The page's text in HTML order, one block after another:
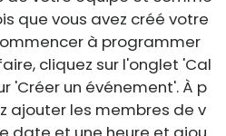
que vous avez créé votre
à programmer
cliquez sur l'onglet 'Cal
'Créer un événement'. À p
ajouter les membres de v